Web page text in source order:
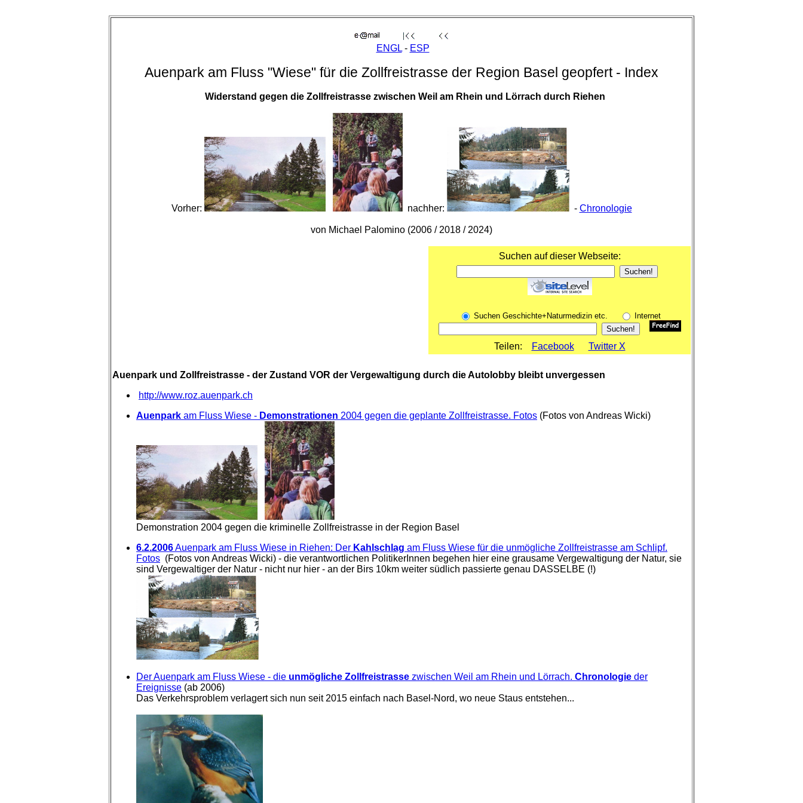
ENGL- ESP
Auenpark am Fluss "Wiese" für die Zollfreistrasse der Region Basel geopfert - Index
Widerstand gegen die Zollfreistrasse zwischen Weil am Rhein und Lörrach durch Riehen
Vorher: nachher: - Chronologie
von Michael Palomino (2006 / 2018 / 2024)
Suchen auf dieser Webseite:
Suchen!
Suchen Geschichte+Naturmedizin etc. Internet
Teilen: Facebook Twitter X
Auenpark und Zollfreistrasse - der Zustand VOR der Vergewaltigung durch die Autolobby bleibt unvergessen
http://www.roz.auenpark.ch
Auenpark am Fluss Wiese - Demonstrationen 2004 gegen die geplante Zollfreistrasse. Fotos (Fotos von Andreas Wicki)
Demonstration 2004 gegen die kriminelle Zollfreistrasse in der Region Basel
6.2.2006Auenpark am Fluss Wiese in Riehen: Der Kahlschlag am Fluss Wiese für die unmögliche Zollfreistrasse am Schlipf.
Fotos (Fotos von Andreas Wicki) - die verantwortlichen PolitikerInnen begehen hier eine grausame Vergewaltigung der Natur, sie
sind Vergewaltiger der Natur - nicht nur hier - an der Birs 10km weiter südlich passierte genau DASSELBE (!)
Der Auenpark am Fluss Wiese - die unmögliche Zollfreistrasse zwischen Weil am Rhein und Lörrach. Chronologie der
Ereignisse (ab 2006)
Das Verkehrsproblem verlagert sich nun seit 2015 einfach nach Basel-Nord, wo neue Staus entstehen...